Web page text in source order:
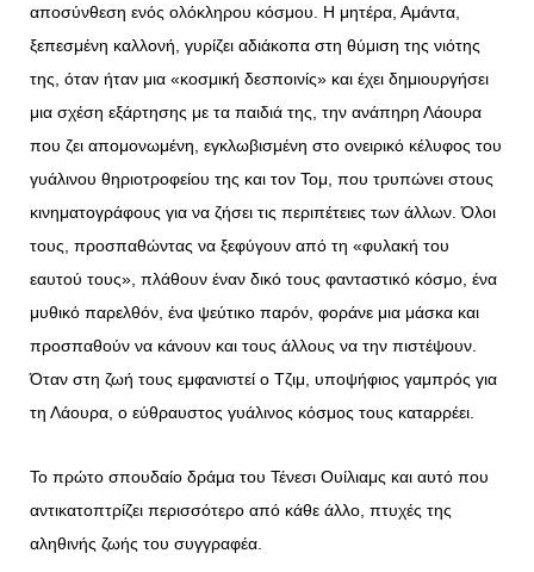
αποσύνθεση ενός ολόκληρου κόσμου. Η μητέρα, Αμάντα,
ξεπεσμένη καλλονή, γυρίζει αδιάκοπα στη θύμιση της νιότης
της, όταν ήταν μια «κοσμική δεσποινίς» και έχει δημιουργήσει
μια σχέση εξάρτησης με τα παιδιά της, την ανάπηρη Λάουρα
που ζει απομονωμένη, εγκλωβισμένη στο ονειρικό κέλυφος του
γυάλινου θηριοτροφείου της και τον Τομ, που τρυπώνει στους
κινηματογράφους για να ζήσει τις περιπέτειες των άλλων. Όλοι
τους, προσπαθώντας να ξεφύγουν από τη «φυλακή του
εαυτού τους», πλάθουν έναν δικό τους φανταστικό κόσμο, ένα
μυθικό παρελθόν, ένα ψεύτικο παρόν, φοράνε μια μάσκα και
προσπαθούν να κάνουν και τους άλλους να την πιστέψουν.
Όταν στη ζωή τους εμφανιστεί ο Τζιμ, υποψήφιος γαμπρός για
τη Λάουρα, ο εύθραυστος γυάλινος κόσμος τους καταρρέει.
Το πρώτο σπουδαίο δράμα του Τένεσι Ουίλιαμς και αυτό που
αντικατοπτρίζει περισσότερο από κάθε άλλο, πτυχές της
αληθινής ζωής του συγγραφέα.